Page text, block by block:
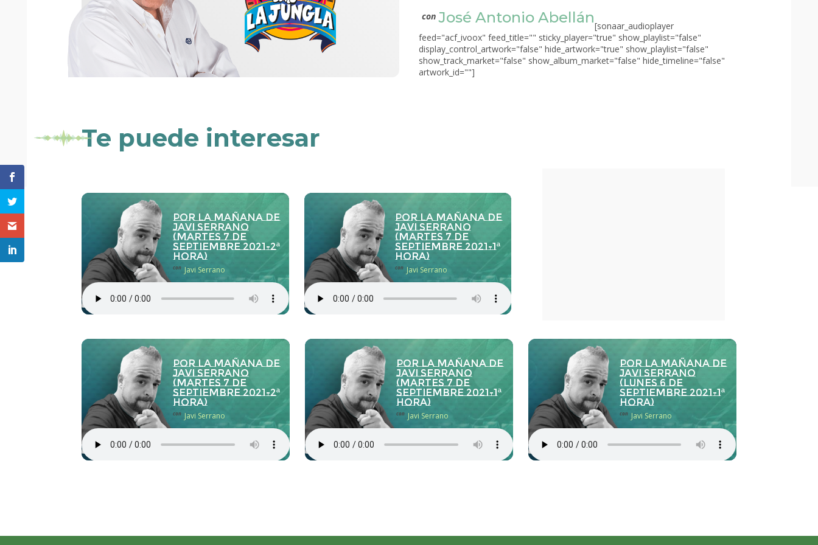
con José Antonio Abellán[sonaar_audioplayer
feed="acf_ivoox" feed_title="" sticky_player="true" show_playlist="false"
display_control_artwork="false" hide_artwork="true" show_playlist="false"
show_track_market="false" show_album_market="false" hide_timeline="false"
artwork_id=""]
Te puede interesar
Por la Mañana de
Javi Serrano
(martes 7 de
septiembre 2021-2ª
hora)
con Javi Serrano
Por la Mañana de
Javi Serrano
(martes 7 de
septiembre 2021-1ª
hora)
con Javi Serrano
Por la Mañana de
Javi Serrano
(martes 7 de
septiembre 2021-2ª
hora)
con Javi Serrano
Por la Mañana de
Javi Serrano
(martes 7 de
septiembre 2021-1ª
hora)
con Javi Serrano
Por la Mañana de
Javi Serrano
(lunes 6 de
septiembre 2021-1ª
hora)
con Javi Serrano